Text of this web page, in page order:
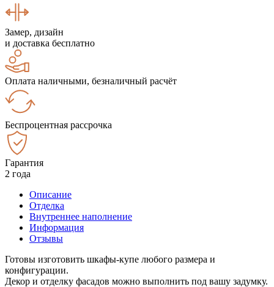
Замер, дизайн
и доставка бесплатно
Оплата наличными, безналичный расчёт
Беспроцентная рассрочка
Гарантия
2 года
Описание
Отделка
Внутреннее наполнение
Информация
Отзывы
Готовы изготовить шкафы-купе любого размера и
конфигурации.
Декор и отделку фасадов можно выполнить под вашу задумку.